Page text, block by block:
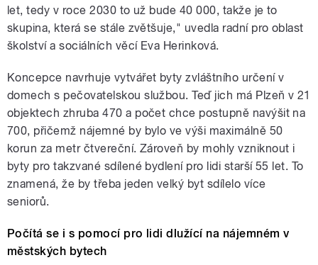
let, tedy v roce 2030 to už bude 40 000, takže je to
skupina, která se stále zvětšuje," uvedla radní pro oblast
školství a sociálních věcí Eva Herinková.
Koncepce navrhuje vytvářet byty zvláštního určení v
domech s pečovatelskou službou. Teď jich má Plzeň v 21
objektech zhruba 470 a počet chce postupně navýšit na
700, přičemž nájemné by bylo ve výši maximálně 50
korun za metr čtvereční. Zároveň by mohly vzniknout i
byty pro takzvané sdílené bydlení pro lidi starší 55 let. To
znamená, že by třeba jeden velký byt sdílelo více
seniorů.
Počítá se i s pomocí pro lidi dlužící na nájemném v
městských bytech